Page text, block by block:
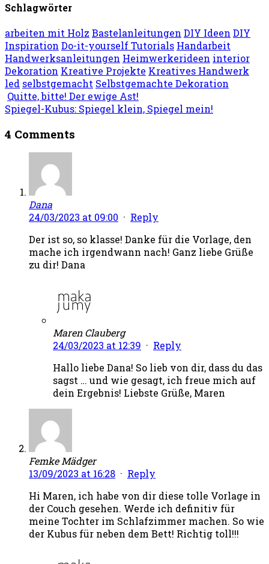
Schlagwörter
arbeiten mit Holz Bastelanleitungen DIY Ideen DIY
Inspiration Do-it-yourself Tutorials Handarbeit
Handwerksanleitungen Heimwerkerideen interior
Dekoration Kreative Projekte Kreatives Handwerk
led selbstgemacht Selbstgemachte Dekoration
Quitte, bitte! Der ewige Ast!
Spiegel-Kubus: Spiegel klein, Spiegel mein!
4 Comments
Dana
24/03/2023 at 09:00 · Reply
Der ist so, so klasse! Danke für die Vorlage, den
mache ich irgendwann nach! Ganz liebe Grüße
zu dir! Dana
Maren Clauberg
24/03/2023 at 12:39 · Reply
Hallo liebe Dana! So lieb von dir, dass du das
sagst … und wie gesagt, ich freue mich auf
dein Ergebnis! Liebste Grüße, Maren
Femke Mädger
13/09/2023 at 16:28 · Reply
Hi Maren, ich habe von dir diese tolle Vorlage in
der Couch gesehen. Werde ich definitiv für
meine Tochter im Schlafzimmer machen. So wie
der Kubus für neben dem Bett! Richtig toll!!!